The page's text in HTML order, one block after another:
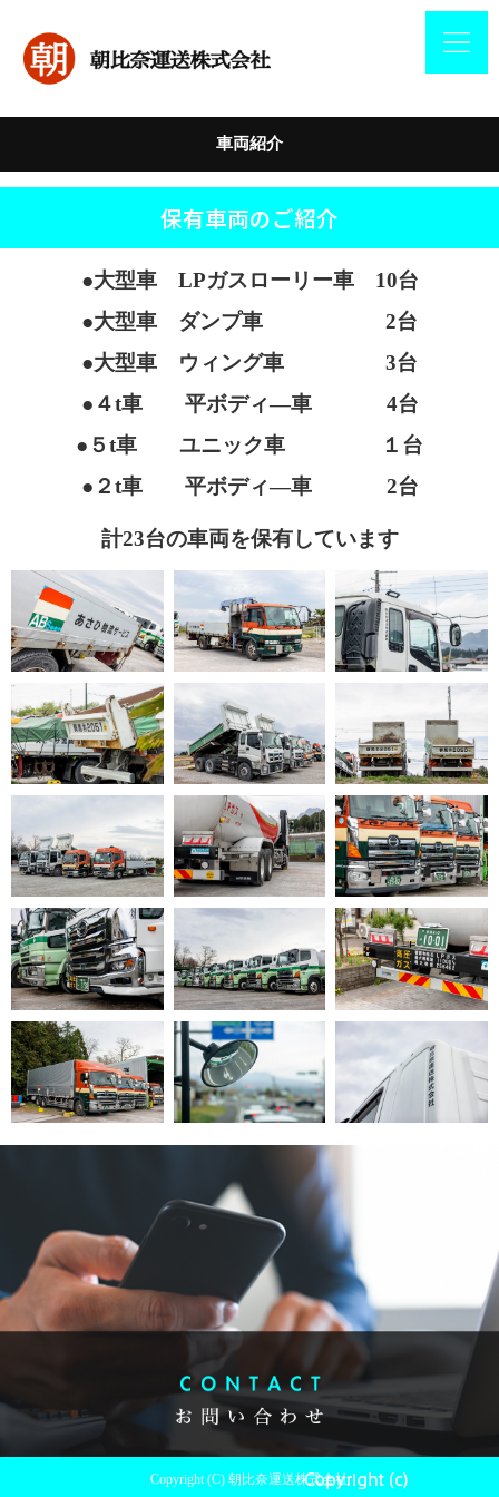
車両紹介
保有車両のご紹介
●大型車 LPガスローリー車 10台
●大型車 ダンプ車 2台
●大型車 ウィング車 3台
●４t車 平ボディ―車 4台
●５t車 ユニック車 １台
●２t車 平ボディ―車 2台
計23台の車両を保有しています
Copyright (C) 朝比奈運送株式会社